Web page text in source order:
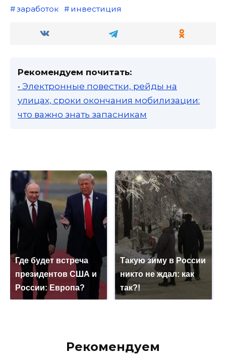
заработок
инвестиция
Рекомендуем почитать:
• Электронные повестки, рейды на
улицах, сроки окончания мобилизации:
что важно знать запасникам
Где будет встреча
президентов США и
России: Европа?
Такую зиму в России
никто не ждал: как
так?!
Рекомендуем